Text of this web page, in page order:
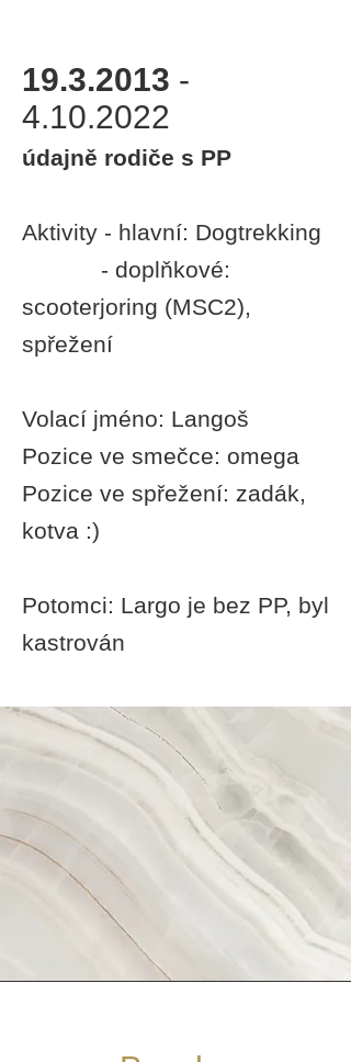
19.3.2013 -
4.10.2022
údajně rodiče s PP
Aktivity - hlavní: Dogtrekking
- doplňkové:
scooterjoring (MSC2),
spřežení
Volací jméno: Langoš
Pozice ve smečce: omega
Pozice ve spřežení: zadák,
kotva :)
Potomci: Largo je bez PP, byl
kastrován